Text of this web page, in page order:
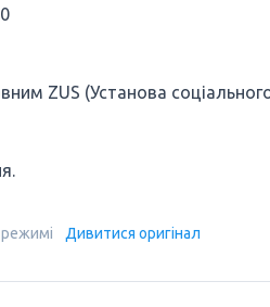
ZUS (Установа
Дивитися оригінал